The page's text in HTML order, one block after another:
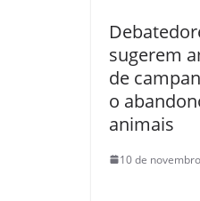
sugerem
de
o
animais
10 de